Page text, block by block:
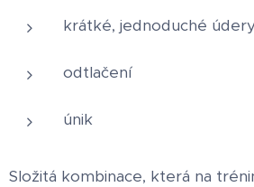
krátké, jednoduché
odtlačení
únik
Složitá kombinace, která na